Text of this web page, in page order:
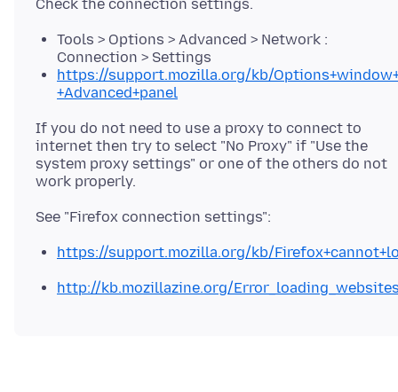
Tools > Options > Advanced > Network :
Connection > Settings
https://support.mozilla.org/kb/
+Advanced+panel
If you do not need to use a proxy to connect to
internet then try to select "No Proxy" if "Use the
system proxy settings" or one of the others do not
https://support.mozilla.org/kb/
http://kb.mozillazine.org/